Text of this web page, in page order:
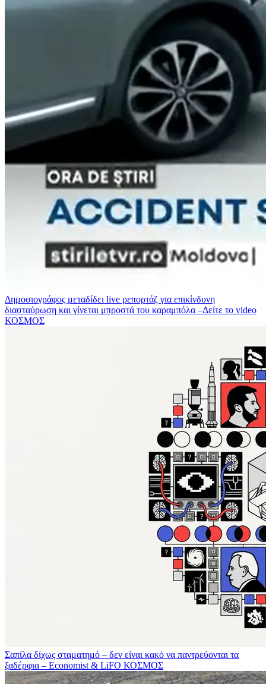
Δημοσιογράφος μεταδίδει live ρεπορτάζ για επικίνδυνη
διασταύρωση και γίνεται μπροστά του καραμπόλα –Δείτε το video
ΚΟΣΜΟΣ
Σαπίλα δίχως σταματημό – δεν είναι κακό να παντρεύονται τα
ξαδέρφια – Economist & LiFO ΚΟΣΜΟΣ